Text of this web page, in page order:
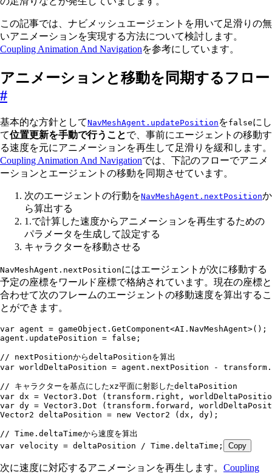
この記事では、ナビメッシュエージェントを用いて足滑りの無
いアニメーションを実現する方法について検討します。
Coupling Animation And Navigationを参考にしています。
アニメーションと移動を同期するフロー
#
基本的な方針としてNavMeshAgent.updatePosition をfalseにし
て位置更新を手動で行うことで、事前にエージェントの移動す
る速度を元にアニメーションを再生して足滑りを緩和します。
Coupling Animation And Navigationでは、下記のフローでアニメ
ーションとエージェントの移動を同期させています。
次のエージェントの行動をNavMeshAgent.nextPositionか
ら算出する
1.で計算した速度からアニメーションを再生するための
パラメータを生成して設定する
キャラクターを移動させる
NavMeshAgent.nextPositionにはエージェントが次に移動する
予定の座標をワールド座標で格納されています。現在の座標と
合わせて次のフレームのエージェントの移動速度を算出するこ
とができます。
var agent = gameObject . GetComponent<AI . NavMeshAgent>();
agent . updatePosition = false ;
// nextPositionからdeltaPositionを算出
var worldDeltaPosition = agent . nextPosition - transform .
// キャラクターを基点にしたxz平面に射影したdeltaPosition
var dx = Vector3 . Dot (transform . right ,
var dy = Vector3 . Dot (transform . forward ,
Vector2 deltaPosition = new Vector2 (dx , dy);
// Time.deltaTimeから速度を算出
var velocity = deltaPosition / Time . deltaTime ; Copy
次に速度に対応するアニメーションを再生します。 Coupling